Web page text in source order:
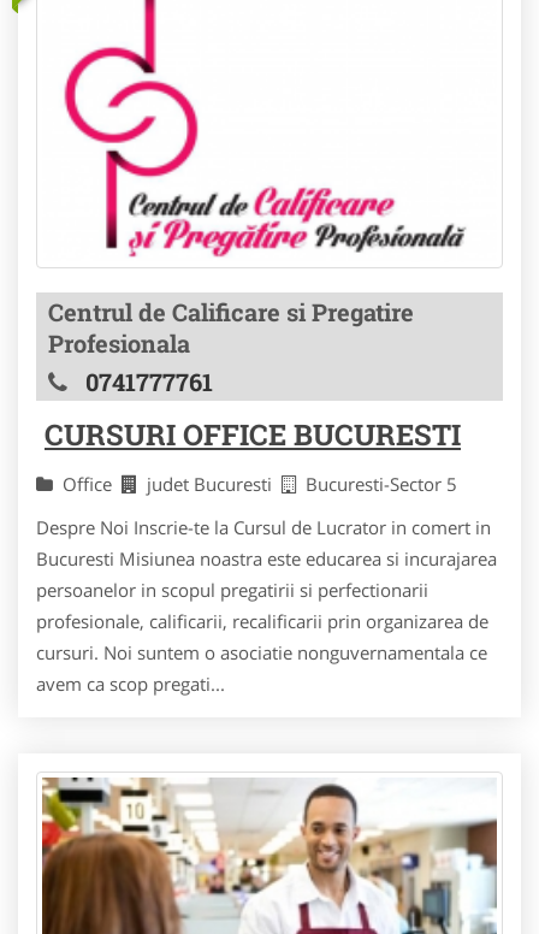
Centrul de Calificare si Pregatire
Profesionala
0741777761
CURSURI OFFICE BUCURESTI
Office judet Bucuresti
Bucuresti-Sector 5
Despre Noi Inscrie-te la Cursul de Lucrator in comert in
Bucuresti Misiunea noastra este educarea si incurajarea
persoanelor in scopul pregatirii si perfectionarii
profesionale, calificarii, recalificarii prin organizarea de
cursuri. Noi suntem o asociatie nonguvernamentala ce
avem ca scop pregati...